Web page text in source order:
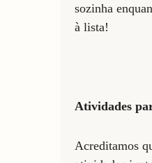
sozinha
à lista!
Atividades
Acreditamos